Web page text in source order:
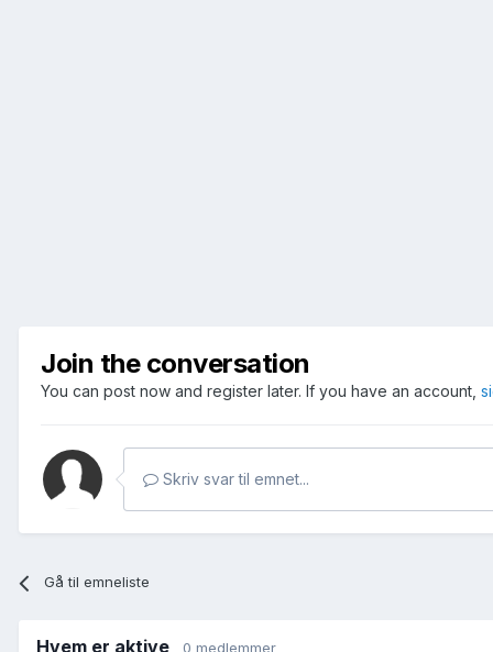
Join the conversation
You can post now and register later. If you have an account,
Skriv svar til emnet...
Gå til emneliste
Hvem er aktive 0 medlemmer